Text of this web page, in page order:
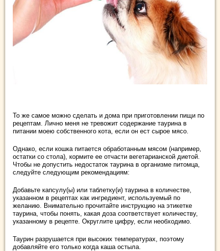
То же самое можно сделать и дома при приготовлении пищи по
рецептам. Лично меня не тревожит содержание таурина в
питании моею собственного кота, если он ест сырое мясо.
Однако, если кошка питается обработанным мясом (например,
остатки со стола), кормите ее отчасти вегетарианской диетой.
Чтобы не допустить недостаток таурина в организме питомца,
следуйте следующим рекомендациям:
Добавьте капсулу(ы) или таблетку(и) таурина в количестве,
указанном в рецептах как ингредиент, используемый по
желанию. Внимательно прочитайте инструкцию на этикетке
таурина, чтобы понять, какая доза соответствует количеству,
указанному в рецепте. Округлите цифру, если необходимо.
Таурин разрушается при высоких температурах, поэтому
добавляйте его только когда каша остыла.